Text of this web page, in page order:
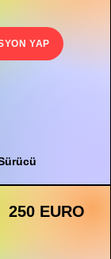
YAP
250 EURO